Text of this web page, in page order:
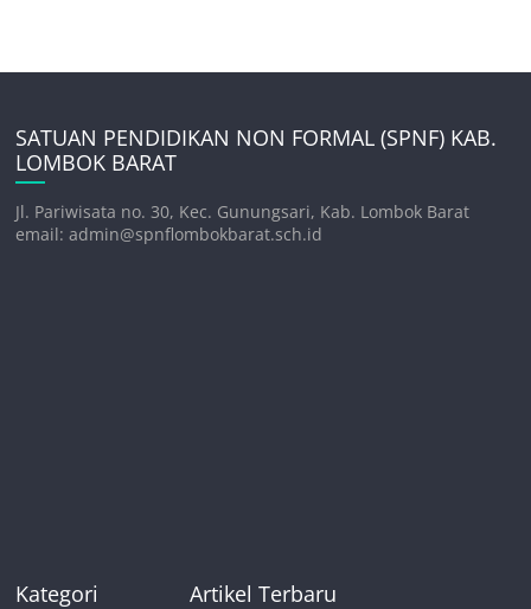
SATUAN PENDIDIKAN NON FORMAL (SPNF) KAB.
LOMBOK BARAT
Jl. Pariwisata no. 30, Kec. Gunungsari, Kab. Lombok Barat
email: admin@spnflombokbarat.sch.id
Kategori Artikel Terbaru